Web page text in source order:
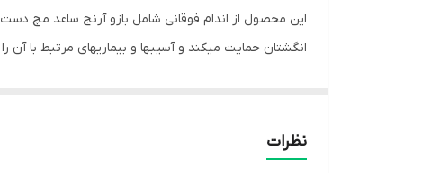
این محصول از اندام فوقانی شامل بازو آرنج ساعد مچ دست
انگشتان حمایت میکند و آسیبها و بیماریهای مرتبط با آن را
افزایش یابد.
موارد مصرف
نظرات